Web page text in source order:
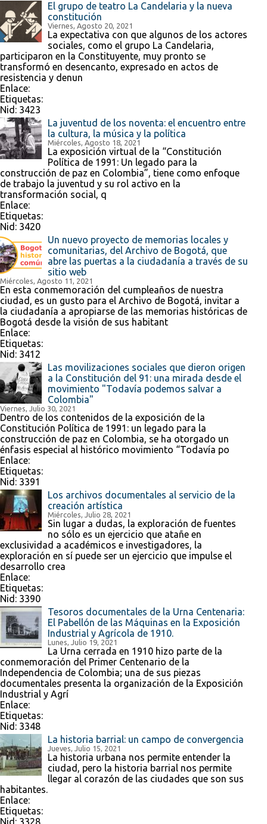
El grupo de teatro La Candelaria y la nueva
constitución
Viernes, Agosto 20, 2021
La expectativa con que algunos de los actores
sociales, como el grupo La Candelaria,
participaron en la Constituyente, muy pronto se
transformó en desencanto, expresado en actos de
resistencia y denun
Enlace:
Etiquetas:
Nid: 3423
La juventud de los noventa: el encuentro entre
la cultura, la música y la política
Miércoles, Agosto 18, 2021
La exposición virtual de la “Constitución
Política de 1991: Un legado para la
construcción de paz en Colombia”, tiene como enfoque
de trabajo la juventud y su rol activo en la
transformación social, q
Enlace:
Etiquetas:
Nid: 3420
Un nuevo proyecto de memorias locales y
comunitarias, del Archivo de Bogotá, que
abre las puertas a la ciudadanía a través de su
sitio web
Miércoles, Agosto 11, 2021
En esta conmemoración del cumpleaños de nuestra
ciudad, es un gusto para el Archivo de Bogotá, invitar a
la ciudadanía a apropiarse de las memorias históricas de
Bogotá desde la visión de sus habitant
Enlace:
Etiquetas:
Nid: 3412
Las movilizaciones sociales que dieron origen
a la Constitución del 91: una mirada desde el
movimiento "Todavía podemos salvar a
Colombia"
Viernes, Julio 30, 2021
Dentro de los contenidos de la exposición de la
Constitución Política de 1991: un legado para la
construcción de paz en Colombia, se ha otorgado un
énfasis especial al histórico movimiento “Todavía po
Enlace:
Etiquetas:
Nid: 3391
Los archivos documentales al servicio de la
creación artística
Miércoles, Julio 28, 2021
Sin lugar a dudas, la exploración de fuentes
no sólo es un ejercicio que atañe en
exclusividad a académicos e investigadores, la
exploración en sí puede ser un ejercicio que impulse el
desarrollo crea
Enlace:
Etiquetas:
Nid: 3390
Tesoros documentales de la Urna Centenaria:
El Pabellón de las Máquinas en la Exposición
Industrial y Agrícola de 1910.
Lunes, Julio 19, 2021
La Urna cerrada en 1910 hizo parte de la
conmemoración del Primer Centenario de la
Independencia de Colombia; una de sus piezas
documentales presenta la organización de la Exposición
Industrial y Agrí
Enlace:
Etiquetas:
Nid: 3348
La historia barrial: un campo de convergencia
Jueves, Julio 15, 2021
La historia urbana nos permite entender la
ciudad, pero la historia barrial nos permite
llegar al corazón de las ciudades que son sus
habitantes.
Enlace:
Etiquetas:
Nid: 3328